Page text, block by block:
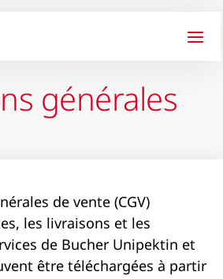
générales
de vente (CGV)
les livraisons et les
de Bucher Unipektin et
être téléchargées à partir